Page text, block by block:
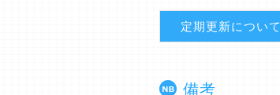
定期更新について
備考